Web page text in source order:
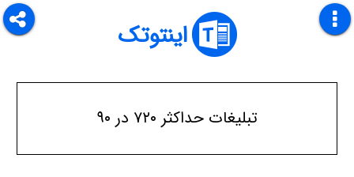
اینتوتک
تبلیغات حداکثر ۷۲۰ در ۹۰